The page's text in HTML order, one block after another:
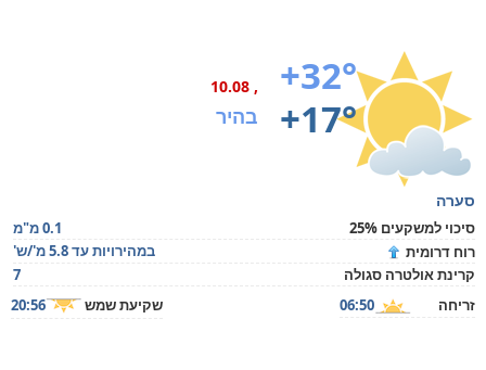
+32°
+17°
, 10.08
בהיר
סערה
סיכוי למשקעים 25%
0.1 מ"מ
רוח דרומית
במהירויות עד 5.8 מ'/ש'
קרינת אולטרה סגולה
7
זריחה
06:50 שקיעת שמש 20:56